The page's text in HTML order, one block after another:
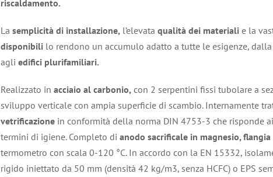
riscaldamento.
La semplicità di installazione, l’elevata qualità dei materialie la
disponibililo rendono un accumulo adatto a tutte le esigenze, dalla
agli edifici plurifamiliari.
Realizzato in acciaio al carbonio, con 2 serpentini fissi tubolare a
sviluppo verticale con ampia superficie di scambio. Internamente
vetrificazionein conformità della norma DIN 4753-3 che risponde
termini di igiene. Completo di anodo sacrificale in magnesio, flangia
termometro con scala 0-120 °C. In accordo con la EN 15332,
rigido iniettato da 50 mm (densità 42 kg/m3, senza HCFC) o EPS